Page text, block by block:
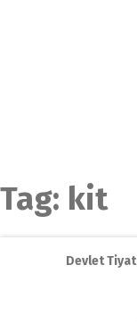
Tag: kit
Devlet